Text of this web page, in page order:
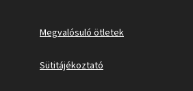
Megvalósuló ötletek
Sütitájékoztató